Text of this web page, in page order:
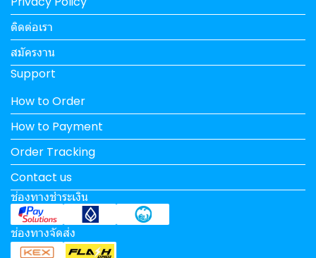
ติดต่อเรา
สมัครงาน
Support
How to Order
How to Payment
Order Tracking
Contact us
ช่องทางชำระเงิน
ช่องทางจัดส่ง